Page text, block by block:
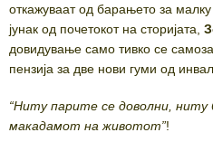
откажуваат од барањето за
јунак од почетокот на сторијата,
довидување само тивко се
пензија за две нови гуми од
“Ниту парите се доволни, ниту
макадамот на животот”!